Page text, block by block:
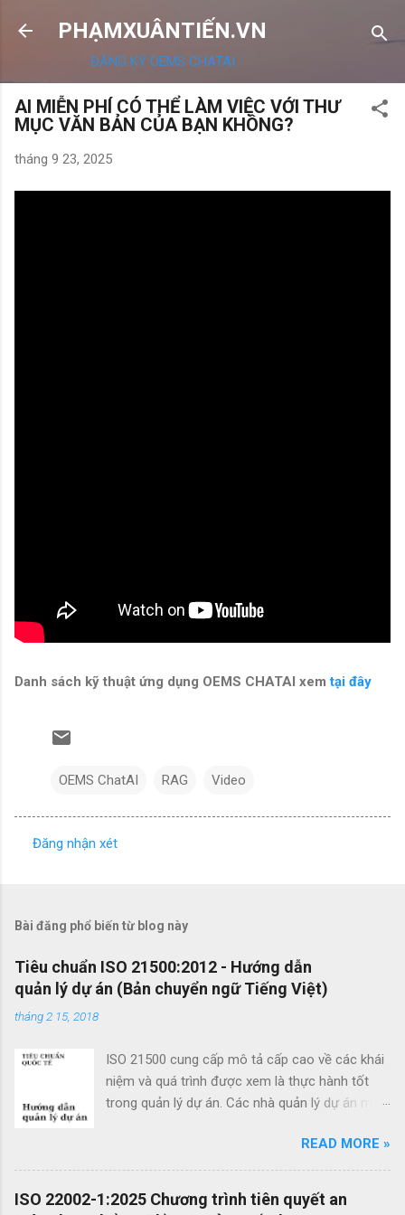
Chuyển đến nội dung chính
PHẠMXUÂNTIẾN.VN
ĐĂNG KÝ OEMS CHATAI
AI MIỄN PHÍ CÓ THỂ LÀM VIỆC VỚI THƯ
MỤC VĂN BẢN CỦA BẠN KHÔNG?
tháng 9 23, 2025
Danh sách kỹ thuật ứng dụng OEMS CHATAI xem tại đây
OEMS ChatAI RAG Video
x
é
t
Đăng nhận xét
Bài đăng phổ biến từ blog này
Tiêu chuẩn ISO 21500:2012 - Hướng dẫn
quản lý dự án (Bản chuyển ngữ Tiếng Việt)
tháng 2 15, 2018
ISO 21500 cung cấp mô tả cấp cao về các khái
niệm và quá trình được xem là thực hành tốt
trong quản lý dự án. Các nhà quản lý dự án mới
nghiệm có thể sử dụng hướng dẫn quản lý dự
án theo tiêu chuẩn này để cải thiện thành công
của dự án và đạt được kết quả kinh doanh. Các
lợi ích của ISO 21500 bao gồm: Khuyến khích
READ MORE »
ISO 22002-1:2025 Chương trình tiên quyết an